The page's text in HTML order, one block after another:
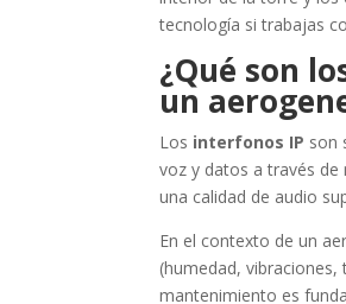
tecnología si trabajas
¿Qué son
un
Los interfonos IP son
voz y datos a través
una calidad de audio
En el contexto de un
(humedad,
mantenimiento es